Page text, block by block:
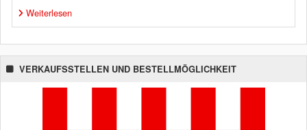
Weiterlesen
VERKAUFSSTELLEN UND BESTELLMÖGLICHKEIT